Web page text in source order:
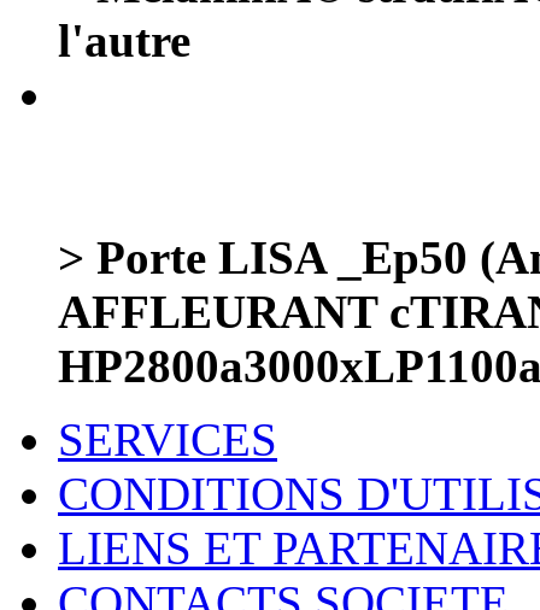
l'autre
> Porte LISA _Ep50
AFFLEURANT
SERVICES
CONDITIONS
LIENS ET